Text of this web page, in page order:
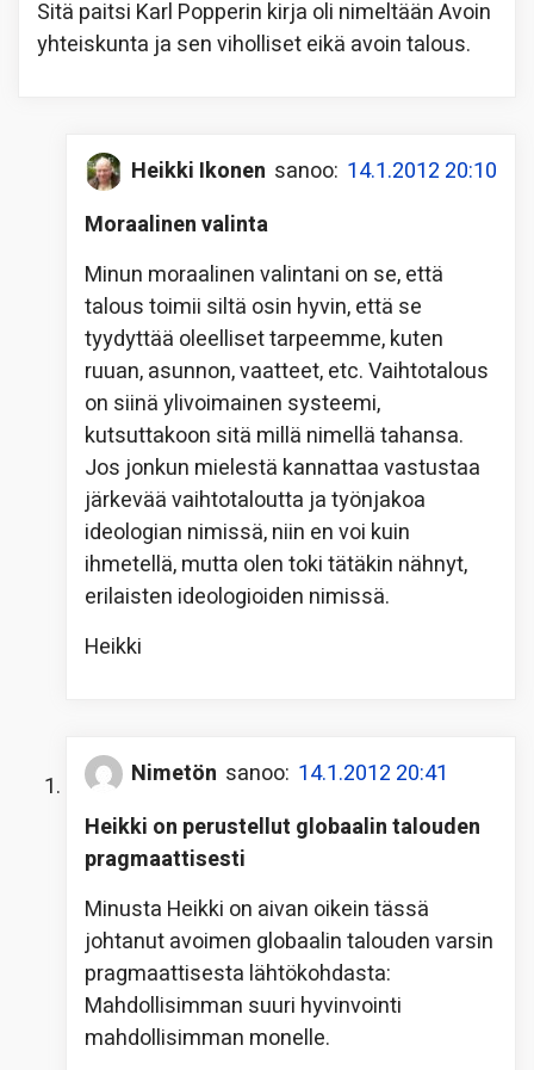
Sitä paitsi Karl Popperin kirja oli nimeltään Avoin
yhteiskunta ja sen viholliset eikä avoin talous.
Heikki Ikonen sanoo: 14.1.2012 20:10
Moraalinen valinta
Minun moraalinen valintani on se, että
talous toimii siltä osin hyvin, että se
tyydyttää oleelliset tarpeemme, kuten
ruuan, asunnon, vaatteet, etc. Vaihtotalous
on siinä ylivoimainen systeemi,
kutsuttakoon sitä millä nimellä tahansa.
Jos jonkun mielestä kannattaa vastustaa
järkevää vaihtotaloutta ja työnjakoa
ideologian nimissä, niin en voi kuin
ihmetellä, mutta olen toki tätäkin nähnyt,
erilaisten ideologioiden nimissä.
Heikki
Nimetön sanoo: 14.1.2012 20:41
Heikki on perustellut globaalin talouden
pragmaattisesti
Minusta Heikki on aivan oikein tässä
johtanut avoimen globaalin talouden varsin
pragmaattisesta lähtökohdasta:
Mahdollisimman suuri hyvinvointi
mahdollisimman monelle.